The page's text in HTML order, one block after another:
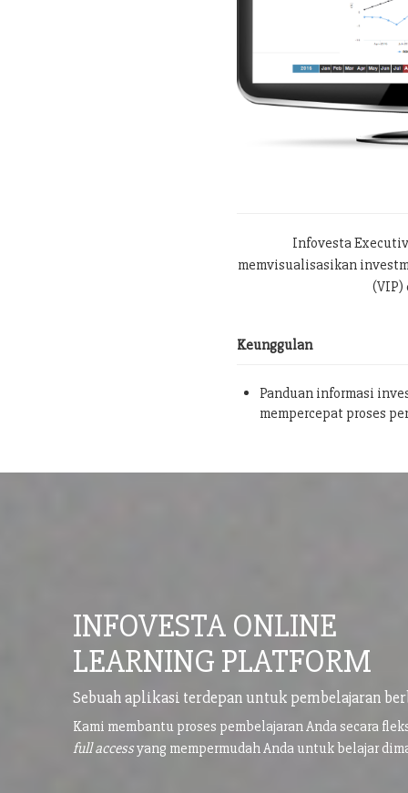
Infovesta
memvisualisasikan
(VIP)
Keunggulan
Panduan informasi
mempercepat proses
INFOVESTA ONLINE
LEARNING PLATFORM
Sebuah aplikasi terdepan untuk pembelajaran
Kami membantu proses pembelajaran Anda secara
full accessyang mempermudah Anda untuk belajar